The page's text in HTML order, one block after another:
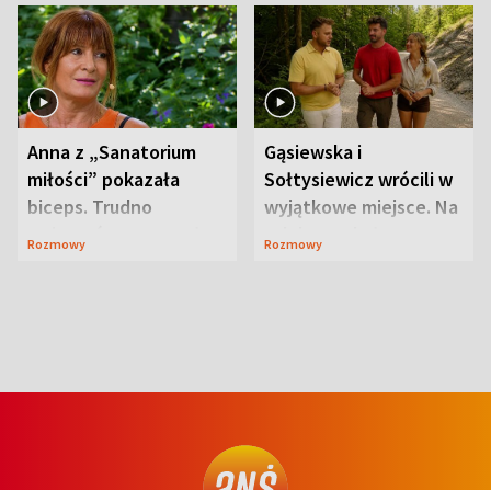
Anna z „Sanatorium
miłości” pokazała
biceps. Trudno
uwierzyć, co przeszła
Rozmowy
Gąsiewska i
Sołtysiewicz wrócili w
wyjątkowe miejsce. Na
szlaku czekał
Rozmowy